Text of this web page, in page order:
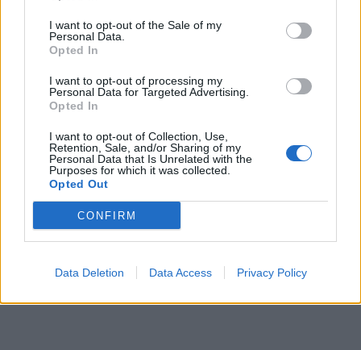
I want to opt-out of the Sale of my
Personal Data.
Opted In
I want to opt-out of processing my
Personal Data for Targeted Advertising.
Opted In
I want to opt-out of Collection, Use,
Retention, Sale, and/or Sharing of my
Personal Data that Is Unrelated with the
Purposes for which it was collected.
Opted Out
CONFIRM
Data Deletion Data Access Privacy Policy